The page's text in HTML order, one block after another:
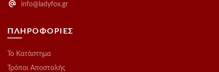
info@ladyfox.gr
ΠΛΗΡΟΦΟΡΙΕΣ
Το Kατάστημα
Τρόποι Αποστολής